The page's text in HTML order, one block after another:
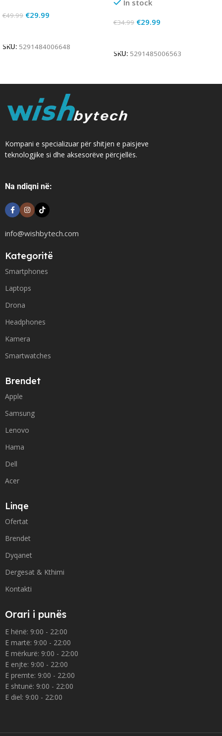
€49.99 €29.99
SKU: 5291484006648
In stock
€34.99 €29.99
SKU: 5291485006563
Kompani e specializuar për shitjen e paisjeve
teknologjike si dhe aksesorëve përcjellës.
Na ndiqni në:
info@wishbytech.com
Kategoritë
Smartphones
Laptops
Drona
Headphones
Kamera
Smartwatches
Brendet
Apple
Samsung
Lenovo
Hama
Dell
Acer
Linqe
Ofertat
Brendet
Dyqanet
Dergesat & Kthimi
Kontakti
Orari i punës
E hënë: 9:00 - 22:00
E martë: 9:00 - 22:00
E mërkurë: 9:00 - 22:00
E enjte: 9:00 - 22:00
E premte: 9:00 - 22:00
E shtunë: 9:00 - 22:00
E diel: 9:00 - 22:00